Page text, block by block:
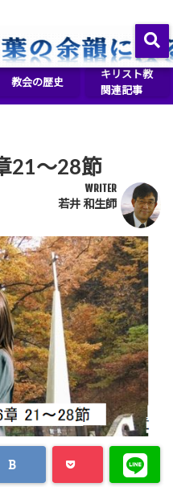
教会の歴史
キリスト教
関連記事
21～28節
WRITER
若井 和生師